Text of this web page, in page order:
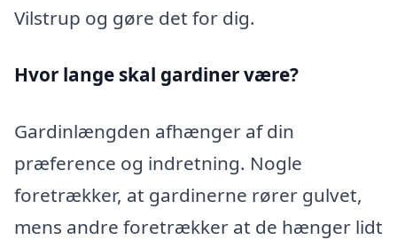
Vilstrup og gøre det for dig.
Hvor lange skal gardiner være?
Gardinlængden afhænger af din
præference og indretning. Nogle
foretrækker, at gardinerne rører gulvet,
mens andre foretrækker at de hænger lidt